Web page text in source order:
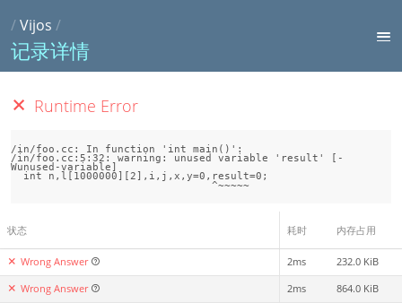
/Vijos /
记录详情
Runtime Error
/in/foo.cc: In function 'int main()':
/in/foo.cc:5:32: warning: unused variable 'result' [-
Wunused-variable]
状态 耗时 内存占用
Wrong Answer 2ms 232.0 KiB
Wrong Answer 2ms 864.0 KiB